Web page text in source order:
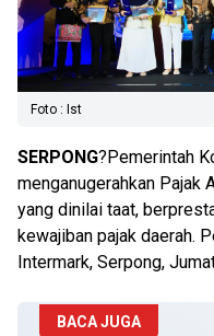
Foto : Ist
SERPONG?Pemerintah
menganugerahkan Pajak
yang dinilai taat,
kewajiban pajak daerah.
Intermark, Serpong,
BACA JUGA